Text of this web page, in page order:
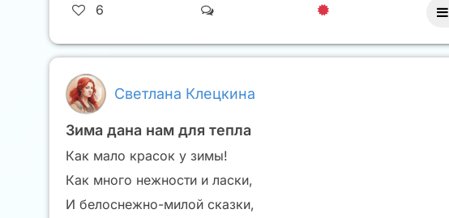
6
Светлана Клецкина
Зима дана нам для тепла
Как мало красок у зимы!
Как много нежности и ласки,
И белоснежно-милой сказки,